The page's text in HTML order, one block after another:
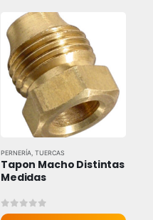
PERNERÍA TUERCAS
Tapon Macho Distintas
Medidas
0out of 5